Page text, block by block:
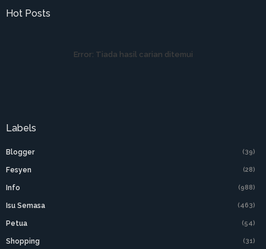
Hot Posts
Error: Tiada hasil carian ditemui
Labels
Blogger (39)
Fesyen (28)
Info (988)
Isu Semasa (463)
Petua (54)
Shopping (31)